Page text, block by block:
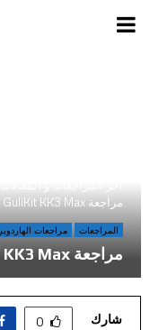
PRIMARY
مراجعة GuliKit KK3 Max
المراجعات مراجعات الهاردوير
مراجعة GuliKit KK3 Max
شارك 0